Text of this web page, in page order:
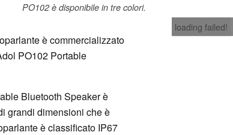
PO102 è disponibile in tre colori.
loading failed!
è commercializzato
PO102 Portable
Bluetooth Speaker è
grandi dimensioni che è
è classificato IP67